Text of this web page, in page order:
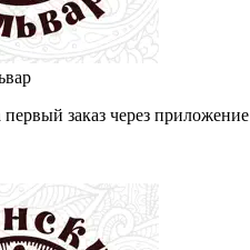
заказ через приложение